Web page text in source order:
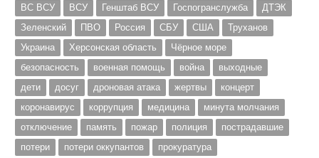
ВС ВСУ ВСУ Генштаб ВСУ Госпогранслужба
ДТЭК
Зеленский
ПВО Россия СБУ США
Труханов
Украина
Херсонская область
Чёрное море
безопасность
военная помощь война
выходные
дети
досуг дроновая атака жертвы
концерт
коронавирус
коррупция медицина
минута молчания
отключение
память пожар полиция
пострадавшие
потери
потери оккупантов
прокуратура